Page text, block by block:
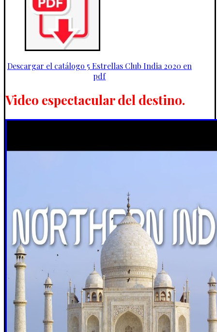
Descargar el catálogo 5 Estrellas Club India 2020 en
pdf
Video espectacular del destino.